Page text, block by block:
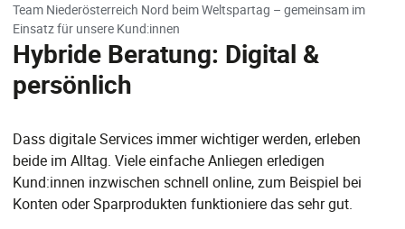
Team Niederösterreich Nord beim Weltspartag – gemeinsam im
Einsatz für unsere Kund:innen
Hybride Beratung: Digital &
persönlich
Dass digitale Services immer wichtiger werden, erleben
beide im Alltag. Viele einfache Anliegen erledigen
Kund:innen inzwischen schnell online, zum Beispiel bei
Konten oder Sparprodukten funktioniere das sehr gut.